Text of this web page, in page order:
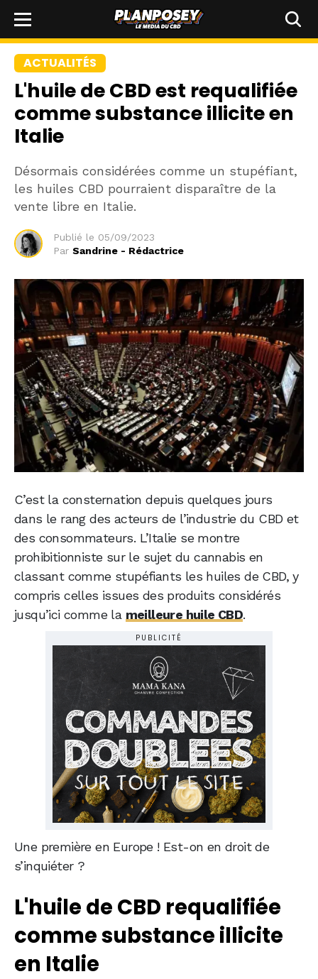
ACTUALITÉS
L'huile de CBD est requalifiée
comme substance illicite en
Italie
Désormais considérées comme un stupéfiant,
les huiles CBD pourraient disparaître de la
vente libre en Italie.
Publié le 05/09/2023
Par Sandrine - Rédactrice
C’est la consternation depuis quelques jours
dans le rang des acteurs de l’industrie du CBD et
des consommateurs. L’Italie se montre
prohibitionniste sur le sujet du cannabis en
classant comme stupéfiants les huiles de CBD, y
compris celles issues des produits considérés
jusqu’ici comme la meilleure huile CBD.
PUBLICITÉ
Une première en Europe ! Est-on en droit de
s’inquiéter ?
L'huile de CBD requalifiée
comme substance illicite
en Italie